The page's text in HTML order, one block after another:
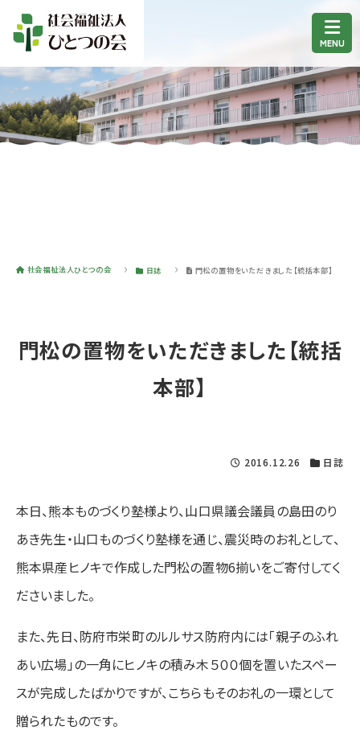
社会福祉法人ひとつの会 日誌 門松の置物をいただきました【統括本部】
門松の置物をいただきました【統括
本部】
2016.12.26 日誌
本日、熊本ものづくり塾様より、山口県議会議員の島田のり
あき先生・山口ものづくり塾様を通じ、震災時のお礼として、
熊本県産ヒノキで作成した門松の置物6揃いをご寄付してく
ださいました。
また、先日、防府市栄町のルルサス防府内には「親子のふれ
あい広場」の一角にヒノキの積み木５００個を置いたスペー
スが完成したばかりですが、こちらもそのお礼の一環として
贈られたものです。